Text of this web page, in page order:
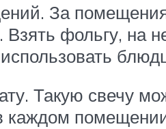
За
Взять фольгу, на
Такую свечу
каждом